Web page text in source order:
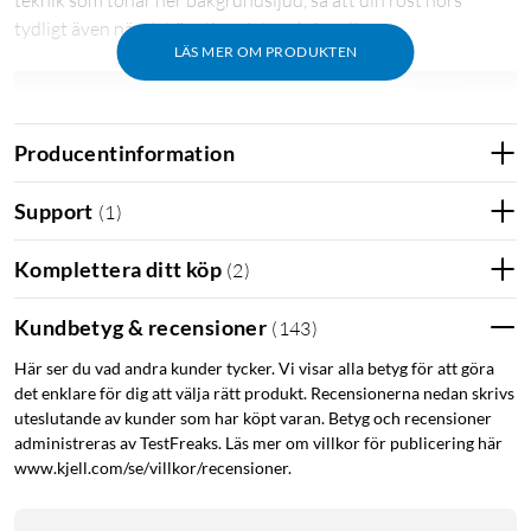
LÄS MER OM PRODUKTEN
tydligt även när det är stimmigt omkring dig.
Producentinformation
Support (1 )
Komplettera ditt köp (2)
Kundbetyg & recensioner ( 143)
Här ser du vad andra kunder tycker. Vi visar alla betyg för att göra
det enklare för dig att välja rätt produkt. Recensionerna nedan skrivs
uteslutande av kunder som har köpt varan. Betyg och recensioner
administreras av TestFreaks. Läs mer om villkor för publicering här
www.kjell.com/se/villkor/recensioner.